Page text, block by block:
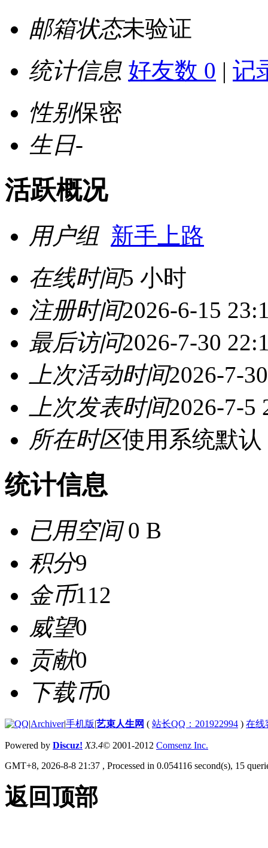
邮箱状态未验证
统计信息 好友数 0 | 记
性别保密
生日-
活跃概况
用户组 新手上路
在线时间5 小时
注册时间2026-6-15
最后访问2026-7-30
上次活动时间2026-7-
上次发表时间2026-7-5
所在时区使用系统默认
统计信息
已用空间0 B
积分9
金币112
威望0
贡献0
下载币0
|Archiver|手机版|艺束人生网 ( 站长QQ：201922994 ) 在线
Powered by Discuz! X3.4© 2001-2012 Comsenz Inc.
GMT+8, 2026-8-8 21:37 , Processed in 0.054116 second(s), 15
返回顶部